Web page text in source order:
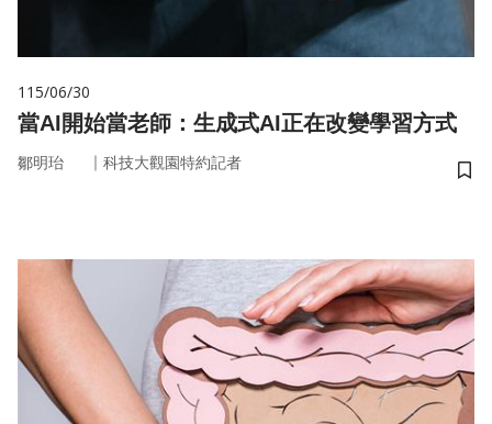
115/06/30
當AI開始當老師：生成式AI正在改變學習方式
鄒明珆 ｜ 科技大觀園特約記者
儲